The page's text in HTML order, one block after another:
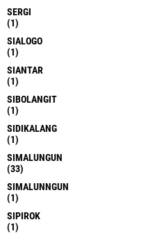
SERGI
(1)
SIALOGO
(1)
SIANTAR
(1)
SIBOLANGIT
(1)
SIDIKALANG
(1)
SIMALUNGUN
(33)
SIMALUNNGUN
(1)
SIPIROK
(1)